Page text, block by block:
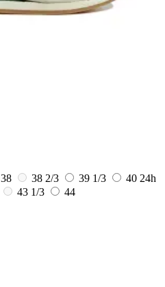
38 38 2/3 39 1/3 40 24h
43 1/3
44